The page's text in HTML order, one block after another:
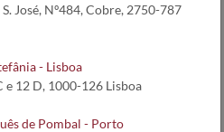
José, Nº484, Cobre, 2750-787
- Lisboa
e 12 D, 1000-126 Lisboa
de Pombal - Porto